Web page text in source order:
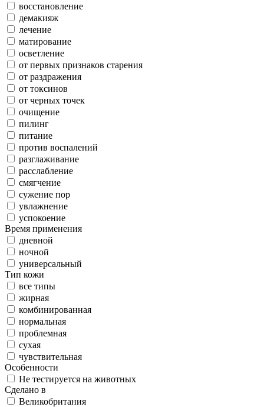
восстановление
демакияж
лечение
матирование
осветление
от первых признаков старения
от раздражения
от токсинов
от черных точек
очищение
пилинг
питание
против воспалений
разглаживание
расслабление
смягчение
сужение пор
увлажнение
успокоение
Время применения
дневной
ночной
универсальный
Тип кожи
все типы
жирная
комбинированная
нормальная
проблемная
сухая
чувствительная
Особенности
Не тестируется на животных
Сделано в
Великобритания